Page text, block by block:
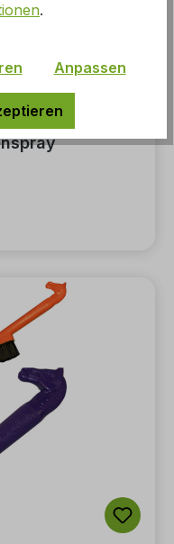
mit Mandelöl
.
Anpassen